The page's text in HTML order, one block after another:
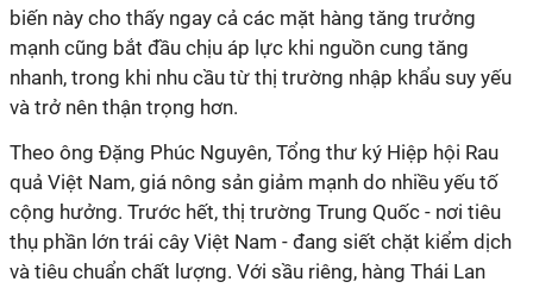
biến này cho thấy ngay cả các mặt hàng tăng trưởng
mạnh cũng bắt đầu chịu áp lực khi nguồn cung tăng
nhanh, trong khi nhu cầu từ thị trường nhập khẩu suy yếu
và trở nên thận trọng hơn.
Theo ông Đặng Phúc Nguyên, Tổng thư ký Hiệp hội Rau
quả Việt Nam, giá nông sản giảm mạnh do nhiều yếu tố
cộng hưởng. Trước hết, thị trường Trung Quốc - nơi tiêu
thụ phần lớn trái cây Việt Nam - đang siết chặt kiểm dịch
và tiêu chuẩn chất lượng. Với sầu riêng, hàng Thái Lan